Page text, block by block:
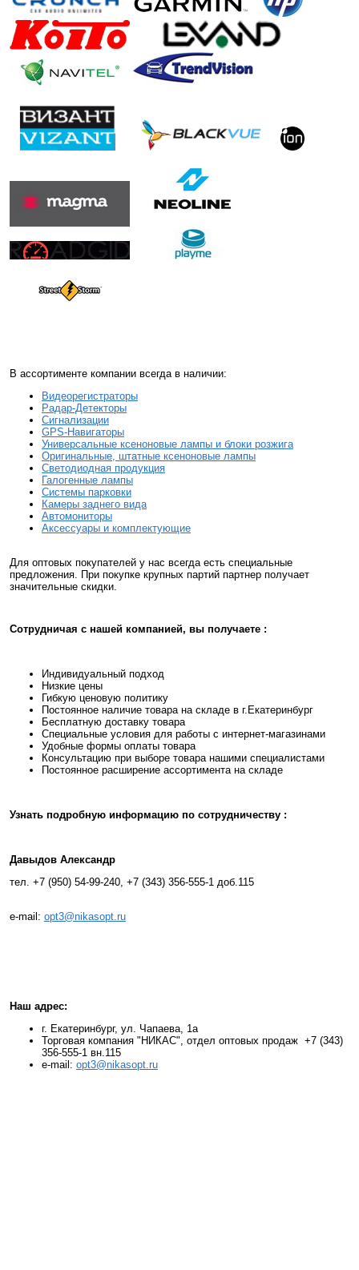
В ассортименте компании всегда в наличии:
Видеорегистраторы
Радар-Детекторы
Сигнализации
GPS-Навигаторы
Универсальные ксеноновые лампы и блоки розжига
Оригинальные, штатные ксеноновые лампы
Светодиодная продукция
Галогенные лампы
Системы парковки
Камеры заднего вида
Автомониторы
Аксессуары и комплектующие
Для оптовых покупателей у нас всегда есть специальные
предложения. При покупке крупных партий партнер получает
значительные скидки.
Сотрудничая с нашей компанией, вы получаете :
Индивидуальный подход
Низкие цены
Гибкую ценовую политику
Постоянное наличие товара на складе в г.Екатеринбург
Бесплатную доставку товара
Специальные условия для работы с интернет-магазинами
Удобные формы оплаты товара
Консультацию при выборе товара нашими специалистами
Постоянное расширение ассортимента на складе
Узнать подробную информацию по сотрудничеству :
Давыдов Александр
тел. +7 (950) 54-99-240, +7 (343) 356-555-1 доб.115
e-mail: opt3@nikasopt.ru
Наш адрес:
г. Екатеринбург, ул. Чапаева, 1а
Торговая компания "НИКАС", отдел оптовых продаж +7 (343)
356-555-1 вн.115
e-mail: opt3@nikasopt.ru